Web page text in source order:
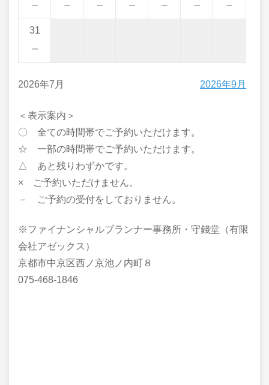
－ － － － － － －
31
－
2026年7月 2026年9月
＜表示案内＞
〇 全ての時間帯でご予約いただけます。
☆ 一部の時間帯でご予約いただけます。
△ あと残りわずかです。
× ご予約いただけません。
－ ご予約の受付をしておりません。
※ファイナンシャルプランナー事務所・守錢堂（有限
会社アゼックス）
京都市中京区西ノ京池ノ内町８
075-468-1846